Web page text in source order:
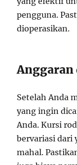
pengguna.
dioperasikan.
Anggaran
Setelah Anda
yang ingin
Anda. Kursi
bervariasi dari
mahal.